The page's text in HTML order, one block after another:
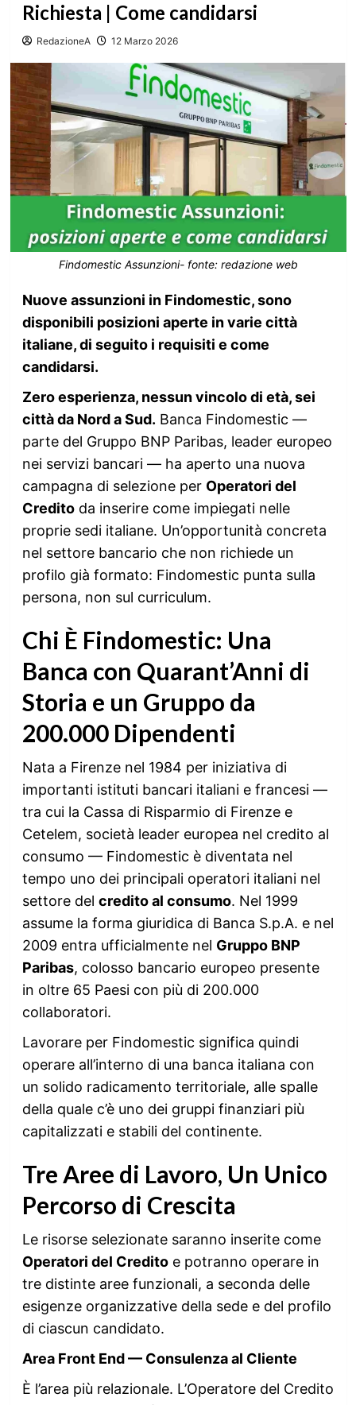
Richiesta | Come candidarsi
RedazioneA 12 Marzo 2026
Findomestic Assunzioni- fonte: redazione web
Nuove assunzioni in Findomestic, sono
disponibili posizioni aperte in varie città
italiane, di seguito i requisiti e come
candidarsi.
Zero esperienza, nessun vincolo di età, sei
città da Nord a Sud. Banca Findomestic —
parte del Gruppo BNP Paribas, leader europeo
nei servizi bancari — ha aperto una nuova
campagna di selezione per Operatori del
Creditoda inserire come impiegati nelle
proprie sedi italiane. Un’opportunità concreta
nel settore bancario che non richiede un
profilo già formato: Findomestic punta sulla
persona, non sul curriculum.
Chi È Findomestic: Una
Banca con Quarant’Anni di
Storia e un Gruppo da
200.000 Dipendenti
Nata a Firenze nel 1984 per iniziativa di
importanti istituti bancari italiani e francesi —
tra cui la Cassa di Risparmio di Firenze e
Cetelem, società leader europea nel credito al
consumo — Findomestic è diventata nel
tempo uno dei principali operatori italiani nel
settore del credito al consumo. Nel 1999
assume la forma giuridica di Banca S.p.A. e nel
2009 entra ufficialmente nel Gruppo BNP
Paribas, colosso bancario europeo presente
in oltre 65 Paesi con più di 200.000
collaboratori.
Lavorare per Findomestic significa quindi
operare all’interno di una banca italiana con
un solido radicamento territoriale, alle spalle
della quale c’è uno dei gruppi finanziari più
capitalizzati e stabili del continente.
Tre Aree di Lavoro, Un Unico
Percorso di Crescita
Le risorse selezionate saranno inserite come
Operatori del Creditoe potranno operare in
tre distinte aree funzionali, a seconda delle
esigenze organizzative della sede e del profilo
di ciascun candidato.
Area Front End — Consulenza al Cliente
È l’area più relazionale. L’Operatore del Credito